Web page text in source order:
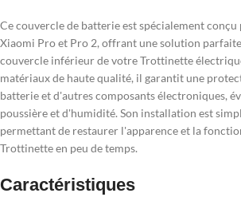
Ce couvercle de batterie est spécialement conçu
Xiaomi Pro et Pro 2, offrant une solution
couvercle inférieur de votre Trottinette
matériaux de haute qualité, il garantit une
batterie et d'autres composants électroniques,
poussière et d'humidité. Son installation est
permettant de restaurer l'apparence et la
Trottinette en peu de temps.
Caractéristiques